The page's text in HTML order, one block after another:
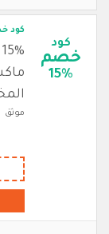
كود
خصم
15%
كود
موثق